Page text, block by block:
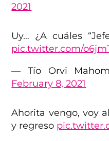
2021
Uy… ¿A cuáles
pic.twitter.com/
— Tío Orvi
February 8, 2021
Ahorita vengo, voy
y regreso